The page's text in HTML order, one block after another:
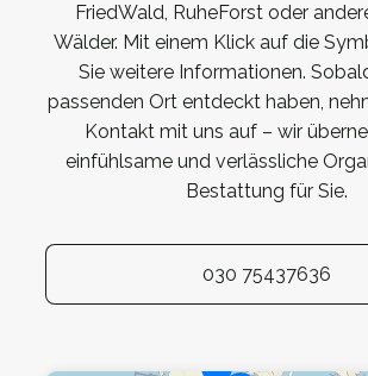
FriedWald, RuheForst oder
Wälder. Mit einem Klick auf die
Sie weitere Informationen.
passenden Ort entdeckt haben,
Kontakt mit uns auf – wir
einfühlsame und verlässliche
Bestattung für Sie.
030 75437636